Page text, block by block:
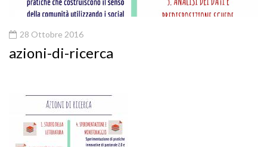
28 Ottobre 2016
azioni-di-ricerca